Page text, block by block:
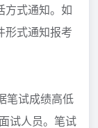
方式通知。如
形式通知报考
试成绩高低
试人员。笔试